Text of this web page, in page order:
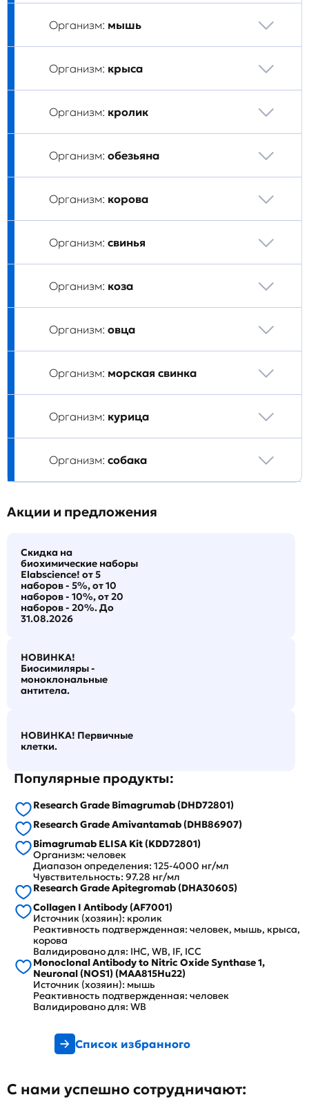
Организм: мышь
Организм: крыса
Организм: кролик
Организм: обезьяна
Организм: корова
Организм: свинья
Организм: коза
Организм: овца
Организм: морская свинка
Организм: курица
Организм: собака
Акции и предложения
Скидка на
биохимические наборы
Elabscience! от 5
наборов - 5%, от 10
наборов - 10%, от 20
наборов - 20%. До
31.08.2026
НОВИНКА!
Биосимиляры -
моноклональные
антитела.
НОВИНКА! Первичные
клетки.
Популярные продукты:
Research Grade Bimagrumab (DHD72801)
Research Grade Amivantamab (DHB86907)
Bimagrumab ELISA Kit (KDD72801)
Организм: человек
Диапазон определения: 125-4000 нг/мл
Чувствительность: 97.28 нг/мл
Research Grade Apitegromab (DHA30605)
Collagen I Antibody (AF7001)
Источник (хозяин): кролик
Реактивность подтвержденная: человек, мышь, крыса,
корова
Валидировано для: IHC, WB, IF, ICC
Monoclonal Antibody to Nitric Oxide Synthase 1,
Neuronal (NOS1) (MAA815Hu22)
Источник (хозяин): мышь
Реактивность подтвержденная: человек
Валидировано для: WB
Список избранного
С нами успешно сотрудничают: